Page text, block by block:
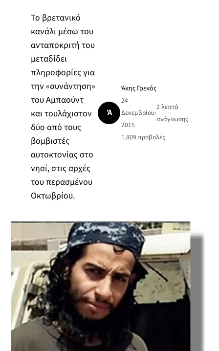
Το βρετανικό
κανάλι μέσω του
ανταποκριτή του
μεταδίδει
πληροφορίες για
την «συνάντηση»
του Αμπαούντ
και τουλάχιστον
δύο από τους
βομβιστές
αυτοκτονίας στο
νησί, στις αρχές
του περασμένου
Οκτωβρίου.
Ά
Άκης Γρεκός
24
Δεκεμβρίου
2015
•
2 λεπτά
ανάγνωσης
1.809 προβολές